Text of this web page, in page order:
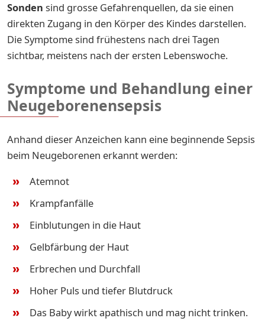
Sonden sind grosse Gefahrenquellen, da sie einen
direkten Zugang in den Körper des Kindes darstellen.
Die Symptome sind frühestens nach drei Tagen
sichtbar, meistens nach der ersten Lebenswoche.
Symptome und Behandlung einer
Neugeborenensepsis
Anhand dieser Anzeichen kann eine beginnende Sepsis
beim Neugeborenen erkannt werden:
Atemnot
Krampfanfälle
Einblutungen in die Haut
Gelbfärbung der Haut
Erbrechen und Durchfall
Hoher Puls und tiefer Blutdruck
Das Baby wirkt apathisch und mag nicht trinken.